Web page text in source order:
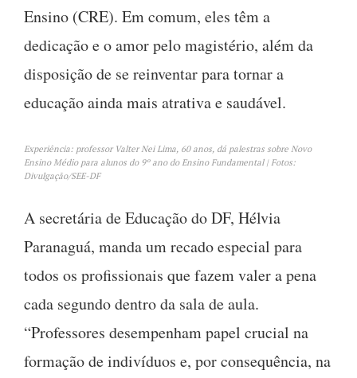
Ensino (CRE). Em comum, eles têm a
dedicação e o amor pelo magistério, além da
disposição de se reinventar para tornar a
educação ainda mais atrativa e saudável.
Experiência: professor Valter Nei Lima, 60 anos, dá palestras sobre Novo
Ensino Médio para alunos do 9º ano do Ensino Fundamental | Fotos:
Divulgação/SEE-DF
A secretária de Educação do DF, Hélvia
Paranaguá, manda um recado especial para
todos os profissionais que fazem valer a pena
cada segundo dentro da sala de aula.
“Professores desempenham papel crucial na
formação de indivíduos e, por consequência, na